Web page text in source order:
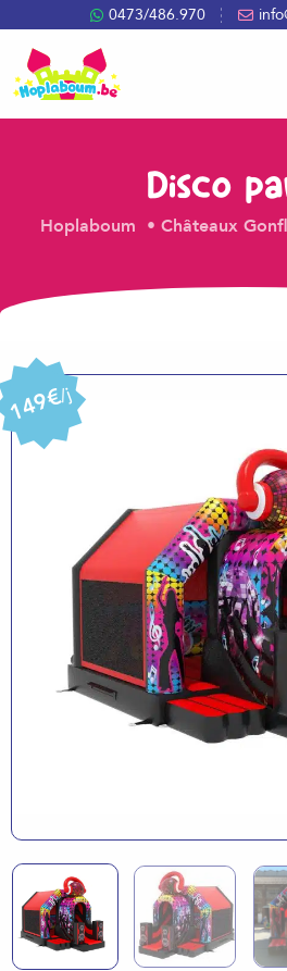
0473/486.970
Disco
Hoplaboum Châteaux
149€/j